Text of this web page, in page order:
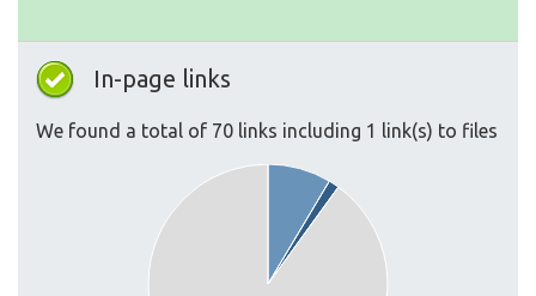
In-page links
We found a total of 70 links including 1 link(s) to files